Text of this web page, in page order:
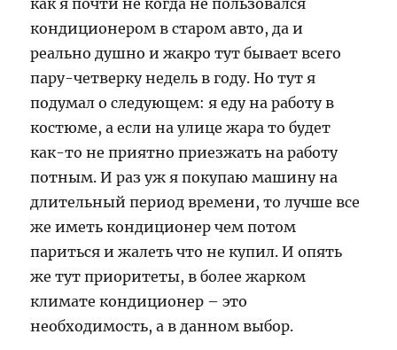
как я почти не когда не пользовался
кондиционером в старом авто, да и
реально душно и жакро тут бывает всего
пару-четверку недель в году. Но тут я
подумал о следующем: я еду на работу в
костюме, а если на улице жара то будет
как-то не приятно приезжать на работу
потным. И раз уж я покупаю машину на
длительный период времени, то лучше все
же иметь кондиционер чем потом
париться и жалеть что не купил. И опять
же тут приоритеты, в более жарком
климате кондиционер – это
необходимость, а в данном выбор.